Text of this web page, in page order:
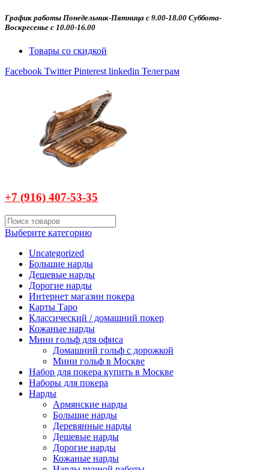
График работы Понедельник-Пятница с 9.00-18.00 Суббота-
Воскресенье с 10.00-16.00
Товары со скидкой
Facebook Twitter Pinterest linkedin Телеграм
+7 (916) 407-53-35
Выберите категорию
Uncategorized
Большие нарды
Дешевые нарды
Дорогие нарды
Интернет магазин покера
Карты Таро
Классический / домашний покер
Кожаные нарды
Мини гольф для офиса
Домашний гольф с дорожкой
Мини гольф в Москве
Набор для покера купить в Москве
Наборы для покера
Нарды
Армянские нарды
Большие нарды
Деревянные нарды
Дешевые нарды
Дорогие нарды
Кожаные нарды